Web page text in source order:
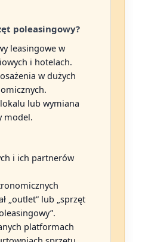
poleasingowy?
leasingowe w
i hotelach.
w dużych
lub wymiana
model.
i ich partnerów
„outlet” lub „sprzęt
platformach